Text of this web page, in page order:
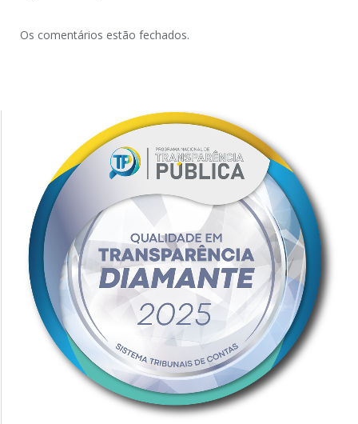
Os comentários estão fechados.